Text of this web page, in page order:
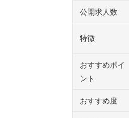
執筆者・
公開求人数
特徴
おすすめポイ
ント
おすすめ度